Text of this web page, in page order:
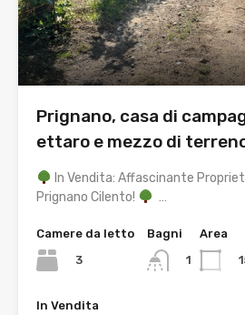
Prignano, casa di
ettaro e mezzo di
In Vendita: Affascinante
Prignano Cilento!
…
Camere da letto
3
Bagni
1
Area
In Vendita